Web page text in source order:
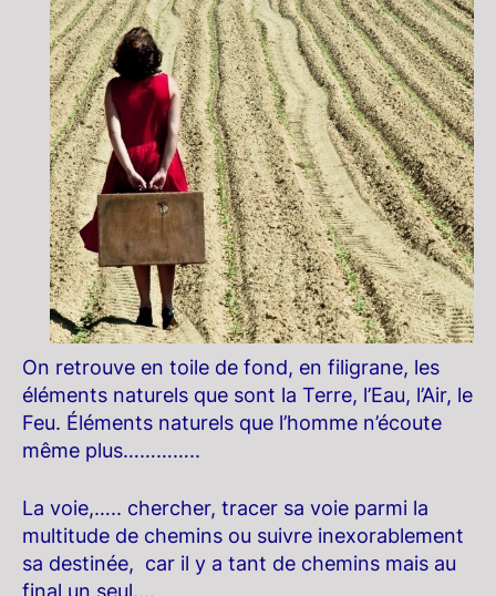
On retrouve en toile de fond, en filigrane, les
éléments naturels que sont la Terre, l’Eau, l’Air, le
Feu. Éléments naturels que l’homme n’écoute
même plus…………..
La voie,….. chercher, tracer sa voie parmi la
multitude de chemins ou suivre inexorablement
sa destinée, car il y a tant de chemins mais au
final un seul….